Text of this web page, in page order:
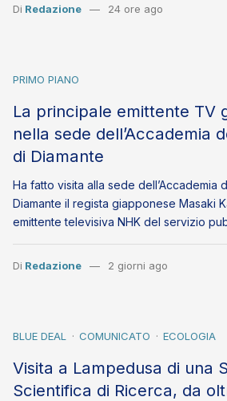
Di Redazione 24 ore ago
PRIMO PIANO
La principale emittente TV
nella sede dell’Accademia
di Diamante
Ha fatto visita alla sede dell’Accademia
Diamante il regista giapponese Masaki
emittente televisiva NHK del servizio
Di Redazione 2 giorni ago
BLUE DEAL COMUNICATO ECOLOGIA
Visita a Lampedusa di una
Scientifica di Ricerca, da